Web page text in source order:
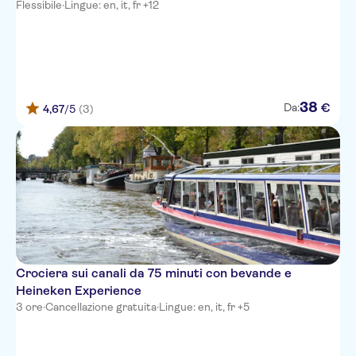
Flessibile·Lingue: en, it, fr +12
4,67/5 (3) Da:38 €
Crociera sui canali da 75 minuti con bevande e
Heineken Experience
3 ore·Cancellazione gratuita·Lingue: en, it, fr +5